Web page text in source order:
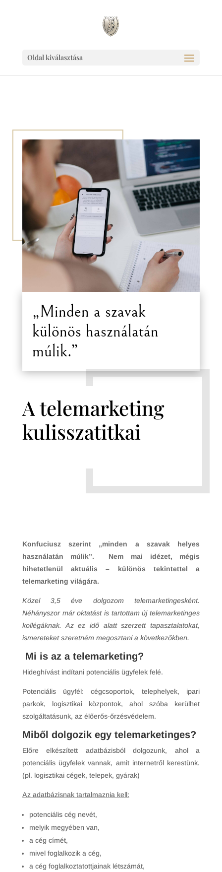
Oldal kiválasztása
„Minden a szavak
különös használatán
múlik.”
A telemarketing
kulisszatitkai
Konfuciusz szerint „minden a szavak helyes
használatán múlik”. Nem mai idézet, mégis
hihetetlenül aktuális – különös tekintettel a
telemarketing világára.
Közel 3,5 éve dolgozom telemarketingesként.
Néhányszor már oktatást is tartottam új telemarketinges
kollégáknak. Az ez idő alatt szerzett tapasztalatokat,
ismereteket szeretném megosztani a következőkben.
Mi is az a telemarketing?
Hideghívást indítani potenciális ügyfelek felé.
Potenciális ügyfél: cégcsoportok, telephelyek, ipari
parkok, logisztikai központok, ahol szóba kerülhet
szolgáltatásunk, az élőerős-őrzésvédelem.
Miből dolgozik egy telemarketinges?
Előre elkészített adatbázisból dolgozunk, ahol a
potenciális ügyfelek vannak, amit internetről kerestünk.
(pl. logisztikai cégek, telepek, gyárak)
Az adatbázisnak tartalmaznia kell:
potenciális cég nevét,
melyik megyében van,
a cég címét,
mivel foglalkozik a cég,
a cég foglalkoztatottjainak létszámát,